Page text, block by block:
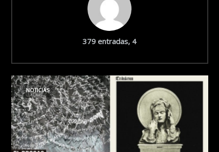
379 entradas, 4comentarios
NOTICIAS